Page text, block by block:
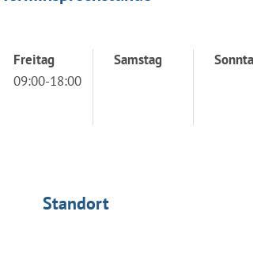
Freitag
09:00-18:00
Samstag
Standort